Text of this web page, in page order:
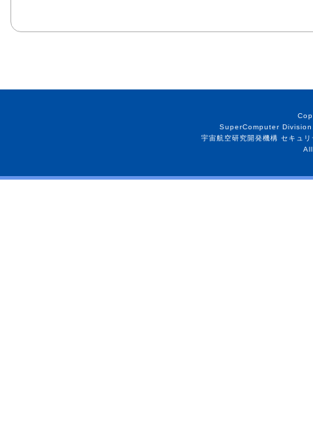
SuperComputer
宇宙航空研究開発機構 セキュ